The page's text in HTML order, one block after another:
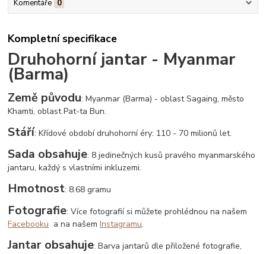
Komentáře 0
Kompletní specifikace
Druhohorní jantar - Myanmar
(Barma)
Země původu: Myanmar (Barma) - oblast Sagaing, město
Khamti, oblast Pat-ta Bun.
Stáří: Křídové období druhohorní éry: 110 - 70 milionů let.
Sada obsahuje: 8 jedinečných kusů pravého myanmarského
jantaru, každý s vlastními inkluzemi.
Hmotnost: 8.68 gramu
Fotografie: Více fotografií si můžete prohlédnou na našem
Facebooku a na našemInstagramu.
Jantar obsahuje: Barva jantarů dle přiložené fotografie,